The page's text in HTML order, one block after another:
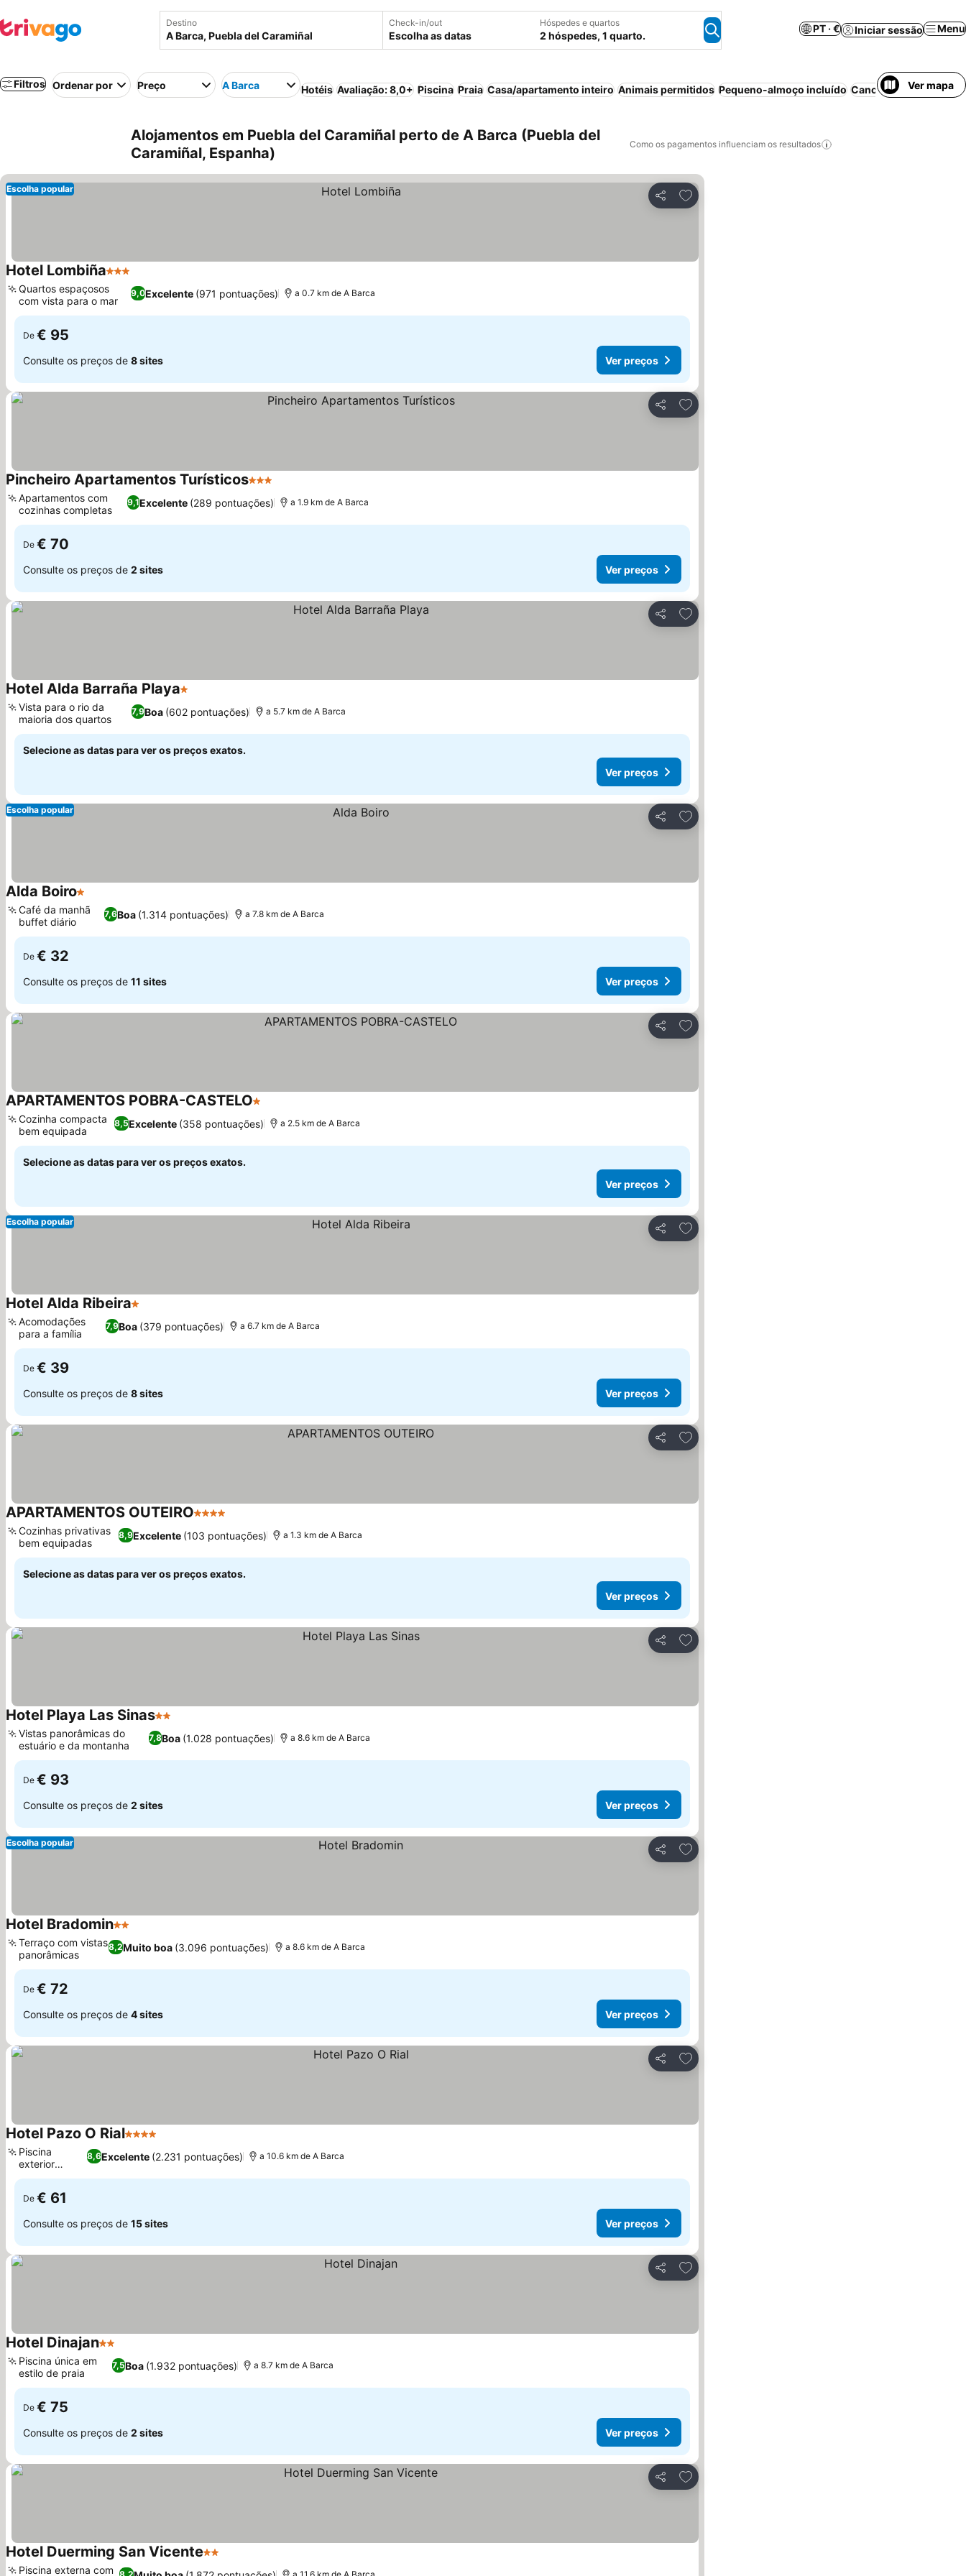
Destino Check-in/out
Escolha as datas
Hóspedes e quartos
2 hóspedes, 1 quarto.
PT · € Iniciar sessão Menu
Filtros Ordenar por Preço A Barca Hotéis Avaliação: 8,0+ Piscina Praia Casa/apartamento inteiro Animais permitidos Pequeno-almoço incluído Cancelamento gratuito
Ver mapa
Alojamentos em Puebla del Caramiñal perto de A Barca (Puebla del
Caramiñal, Espanha)
Como os pagamentos influenciam os resultados
Partilhar
Adicionar aos favoritos
Escolha popular
Hotel Lombiña3 Estrelas
9,0Excelente (971 pontuações)
Quartos espaçosos
com vista para o mar
a 0.7 km de A Barca
De € 95
Consulte os preços de 8 sites Ver preços
Partilhar
Adicionar aos favoritos
Pincheiro Apartamentos Turísticos3 Estrelas
9,1Excelente (289 pontuações)
Apartamentos com
cozinhas completas
a 1.9 km de A Barca
De € 70
Consulte os preços de 2 sites Ver preços
Partilhar
Adicionar aos favoritos
Hotel Alda Barraña Playa1 Estrelas
7,9Boa (602 pontuações)
Vista para o rio da
maioria dos quartos
a 5.7 km de A Barca
Selecione as datas para ver os preços exatos.
Ver preços
Partilhar
Adicionar aos favoritos
Escolha popular
Alda Boiro1 Estrelas
7,6Boa (1.314 pontuações)
Café da manhã
buffet diário
a 7.8 km de A Barca
De € 32
Consulte os preços de 11 sites Ver preços
Partilhar
Adicionar aos favoritos
APARTAMENTOS POBRA-CASTELO1 Estrelas
8,5Excelente (358 pontuações)
Cozinha compacta
bem equipada
a 2.5 km de A Barca
Selecione as datas para ver os preços exatos.
Ver preços
Partilhar
Adicionar aos favoritos
Escolha popular
Hotel Alda Ribeira1 Estrelas
7,9Boa (379 pontuações)
Acomodações
para a família
a 6.7 km de A Barca
De € 39
Consulte os preços de 8 sites Ver preços
Partilhar
Adicionar aos favoritos
APARTAMENTOS OUTEIRO4 Estrelas
8,9Excelente (103 pontuações)
Cozinhas privativas
bem equipadas
a 1.3 km de A Barca
Selecione as datas para ver os preços exatos.
Ver preços
Partilhar
Adicionar aos favoritos
Hotel Playa Las Sinas2 Estrelas
7,8Boa (1.028 pontuações)
Vistas panorâmicas do
estuário e da montanha
a 8.6 km de A Barca
De € 93
Consulte os preços de 2 sites Ver preços
Partilhar
Adicionar aos favoritos
Escolha popular
Hotel Bradomin2 Estrelas
8,2Muito boa (3.096 pontuações)
Terraço com vistas
panorâmicas
a 8.6 km de A Barca
De € 72
Consulte os preços de 4 sites Ver preços
Partilhar
Adicionar aos favoritos
Hotel Pazo O Rial4 Estrelas
8,6Excelente (2.231 pontuações)
Piscina
exterior
sazonal
a 10.6 km de A Barca
De € 61
Consulte os preços de 15 sites Ver preços
Partilhar
Adicionar aos favoritos
Hotel Dinajan2 Estrelas
7,5Boa (1.932 pontuações)
Piscina única em
estilo de praia
a 8.7 km de A Barca
De € 75
Consulte os preços de 2 sites Ver preços
Partilhar
Adicionar aos favoritos
Hotel Duerming San Vicente2 Estrelas
Piscina externa com